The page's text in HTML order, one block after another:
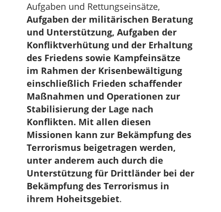
Aufgaben und Rettungseinsätze,
Aufgaben der militärischen Beratung
und Unterstützung, Aufgaben der
Konfliktverhütung und der Erhaltung
des Friedens sowie Kampfeinsätze
im Rahmen der Krisenbewältigung
einschließlich Frieden schaffender
Maßnahmen und Operationen zur
Stabilisierung der Lage nach
Konflikten. Mit allen diesen
Missionen kann zur Bekämpfung des
Terrorismus beigetragen werden,
unter anderem auch durch die
Unterstützung für Drittländer bei der
Bekämpfung des Terrorismus in
ihrem Hoheitsgebiet.